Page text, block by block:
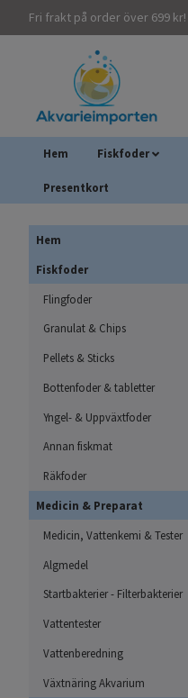
Fri frakt på order över 699 kr!
Hem Fiskfoder
Presentkort
Hem
Fiskfoder
Flingfoder
Granulat & Chips
Pellets & Sticks
Bottenfoder & tabletter
Yngel- & Uppväxtfoder
Annan fiskmat
Räkfoder
Medicin & Preparat
Medicin, Vattenkemi & Tester
Algmedel
Startbakterier - Filterbakterier
Vattentester
Vattenberedning
Växtnäring Akvarium